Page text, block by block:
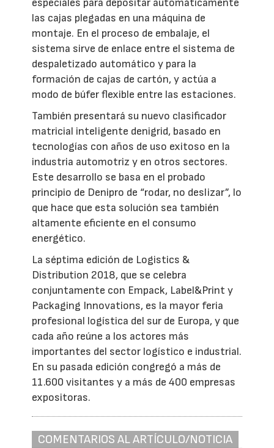
especiales para depositar automáticamente
las cajas plegadas en una máquina de
montaje. En el proceso de embalaje, el
sistema sirve de enlace entre el sistema de
despaletizado automático y para la
formación de cajas de cartón, y actúa a
modo de búfer flexible entre las estaciones.
También presentará su nuevo clasificador
matricial inteligente denigrid, basado en
tecnologías con años de uso exitoso en la
industria automotriz y en otros sectores.
Este desarrollo se basa en el probado
principio de Denipro de “rodar, no deslizar”, lo
que hace que esta solución sea también
altamente eficiente en el consumo
energético.
La séptima edición de Logistics &
Distribution 2018, que se celebra
conjuntamente con Empack, Label&Print y
Packaging Innovations, es la mayor feria
profesional logística del sur de Europa, y que
cada año reúne a los actores más
importantes del sector logístico e industrial.
En su pasada edición congregó a más de
11.600 visitantes y a más de 400 empresas
expositoras.
COMENTARIOS AL ARTÍCULO/NOTICIA